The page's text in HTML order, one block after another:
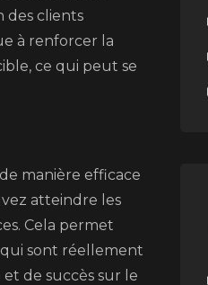
des clients
à renforcer la
ce qui peut se
manière efficace
atteindre les
Cela permet
qui sont réellement
de succès sur le